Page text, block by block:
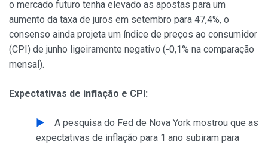
o mercado futuro tenha elevado as apostas para um
aumento da taxa de juros em setembro para 47,4%, o
consenso ainda projeta um índice de preços ao consumidor
(CPI) de junho ligeiramente negativo (-0,1% na comparação
mensal).
Expectativas de inflação e CPI:
A pesquisa do Fed de Nova York mostrou que as
expectativas de inflação para 1 ano subiram para